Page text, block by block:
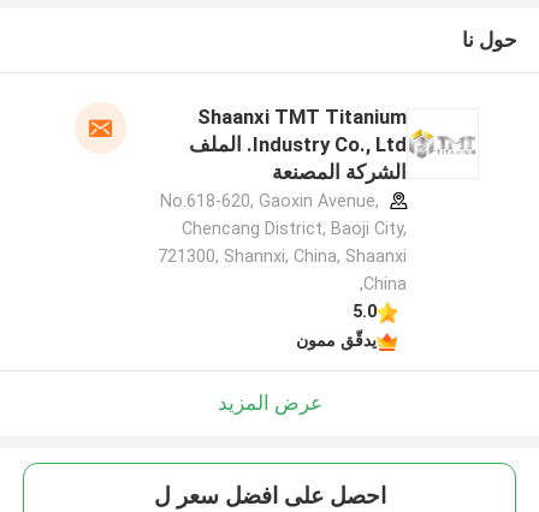
حول نا
Shaanxi TMT Titanium
Industry Co., Ltd. الملف
الشركة المصنعة
No.618-620, Gaoxin Avenue,
Chencang District, Baoji City,
721300, Shannxi, China, Shaanxi
,China
5.0
يدقّق ممون
عرض المزيد
احصل على افضل سعر ل